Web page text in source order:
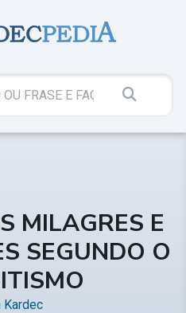
MILAGRES E
SEGUNDO O
Kardec